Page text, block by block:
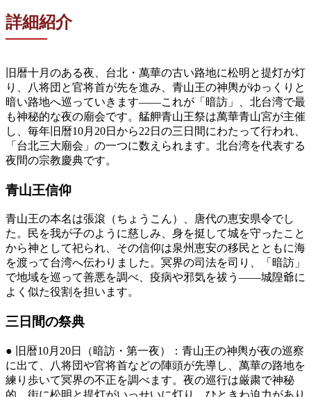
詳細紹介
旧暦十月のある夜、台北・萬華の古い路地に松明と提灯が灯
り、八将団と官将首が先を進み、青山王の神輿がゆっくりと
暗い路地へ巡っていきます——これが「暗訪」、北台湾で最
も神秘的な夜の廟会です。艋舺青山王祭は萬華青山宮が主催
し、毎年旧暦10月20日から22日の三日間にわたって行われ、
「台北三大廟会」の一つに数えられます。北台湾を代表する
夜間の宗教慶典です。
青山王信仰
青山王の本名は張滾（ちょうこん）、唐代の恵安県令でし
た。民を我が子のように慈しみ、身を挺して城を守ったこと
から神として祀られ、その信仰は泉州恵安の移民とともに海
を渡って台湾へ伝わりました。冥界の司法を司り、「暗訪」
で地域を巡って善悪を調べ、疫病や邪気を祓う——城隍爺に
よく似た役割を担います。
三日間の祭典
● 旧暦10月20日（暗訪・第一夜）：青山王の神輿が夜の巡察
に出て、八将団や官将首などの陣頭が先導し、萬華の路地を
練り歩いて冥界の不正を調べます。夜の巡行は厳粛で神秘
的、街に松明と提灯がいっせいに灯り、ひときわ迫力があり